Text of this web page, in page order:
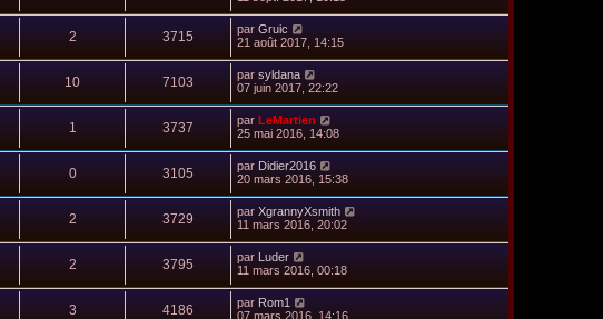
2 3715 par Gruic
21 août 2017, 14:15
10 7103 par syldana
07 juin 2017, 22:22
1 3737 par LeMartien
25 mai 2016, 14:08
0 3105 par Didier2016
20 mars 2016, 15:38
2 3729 par XgrannyXsmith
11 mars 2016, 20:02
2 3795 par Luder
11 mars 2016, 00:18
3 4186 par Rom1
07 mars 2016, 14:16